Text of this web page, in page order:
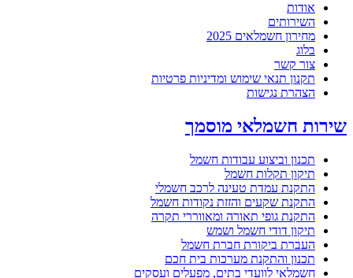
אודות
השירותים
מחירון חשמלאים 2025
בלוג
צור קשר
תקנון תנאי שימוש ומדיניות פרטיות
הצהרת נגישות
שירות חשמלאי מוסמך
תכנון וביצוע עבודות חשמל
תיקון תקלות חשמל
התקנת עמדת טעינה לרכב חשמלי
התקנת שקעים והזזת נקודות חשמל
התקנת גופי תאורה ומאווררי תקרה
תיקון דודי חשמל ושמש
העברת ביקורת חברת חשמל
תכנון והתקנת מערכות בית חכם
חשמלאי לוועדי בתים, מפעלים ועסקים